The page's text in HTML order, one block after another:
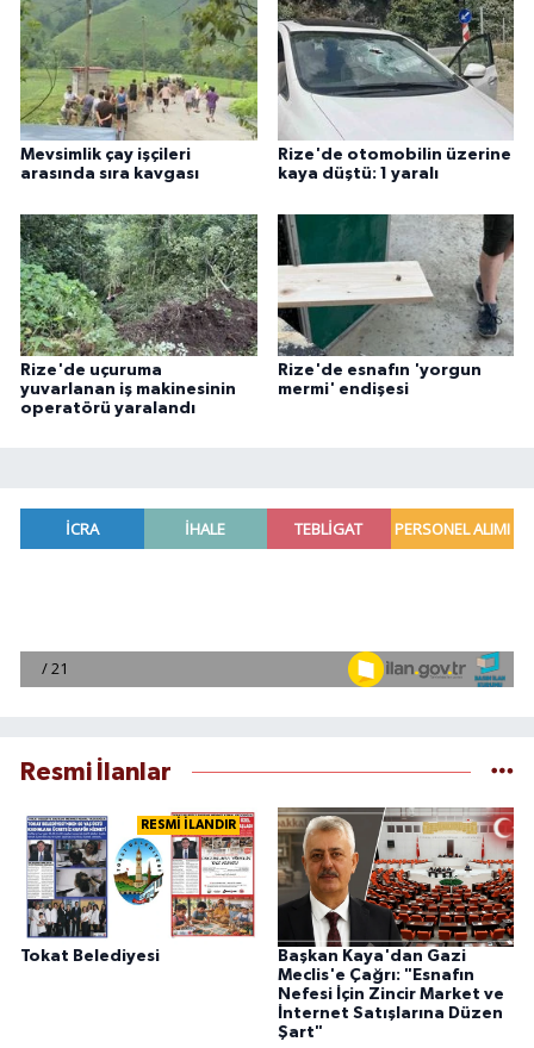
Mevsimlik çay işçileri
arasında sıra kavgası
Rize'de otomobilin üzerine
kaya düştü: 1 yaralı
Rize'de uçuruma
yuvarlanan iş makinesinin
operatörü yaralandı
Rize'de esnafın 'yorgun
mermi' endişesi
Resmi İlanlar
RESMİ İLANDIR
Tokat Belediyesi
Başkan Kaya'dan Gazi
Meclis'e Çağrı: "Esnafın
Nefesi İçin Zincir Market ve
İnternet Satışlarına Düzen
Şart"